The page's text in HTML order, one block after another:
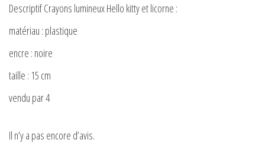
Descriptif Crayons lumineux Hello kitty et licorne :
matériau : plastique
encre : noire
taille : 15 cm
vendu par 4
Il n’y a pas encore d’avis.